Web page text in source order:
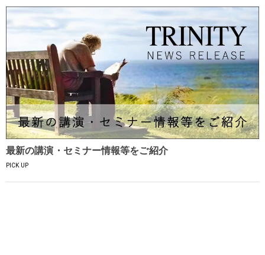
最新の講演・セミナー情報等をご紹介
PICK UP